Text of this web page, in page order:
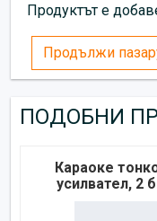
Продуктът е
Продължи
ПОДОБНИ
Караоке
усилвател, 2